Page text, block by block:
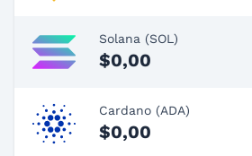
Solana (SOL)
$0,00
Cardano (ADA)
$0,00